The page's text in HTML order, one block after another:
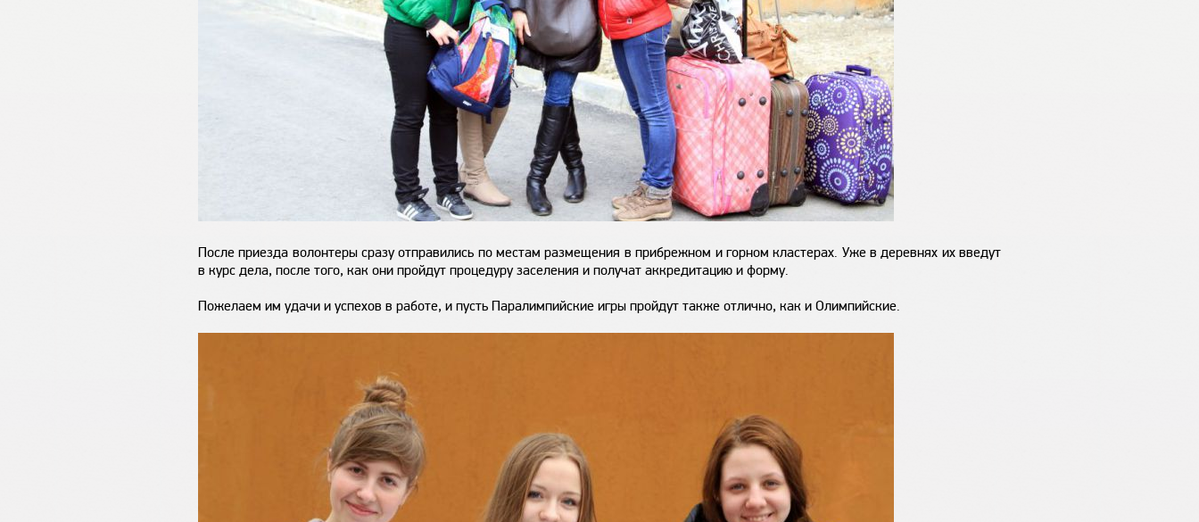
После приезда волонтеры сразу отправились по местам размещения в прибрежном и горном кластерах. Уже в деревнях их введут
в курс дела, после того, как они пройдут процедуру заселения и получат аккредитацию и форму.
Пожелаем им удачи и успехов в работе, и пусть Паралимпийские игры пройдут также отлично, как и Олимпийские.